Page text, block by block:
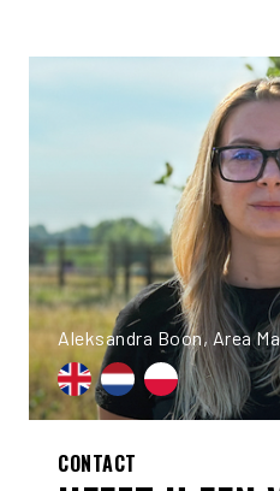
Aleksandra Boon, Area
CONTACT